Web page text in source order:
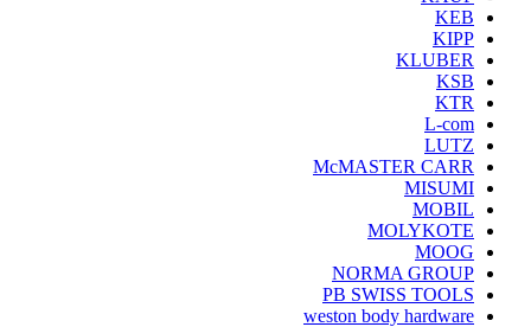
KEB
KIPP
KLUBER
KSB
KTR
L-com
LUTZ
McMASTER CARR
MISUMI
MOBIL
MOLYKOTE
MOOG
NORMA GROUP
PB SWISS TOOLS
weston body hardware